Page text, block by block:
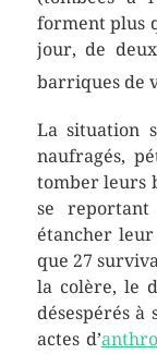
forment plus
jour, de
barriques de
La situation
naufragés,
tomber leurs
se
étancher
que 27
la colère, le
désespérés
actes d’